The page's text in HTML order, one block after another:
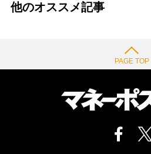
他のオススメ記事
PAGE TOP